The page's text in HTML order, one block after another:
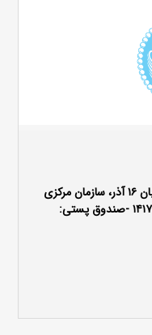
آدرس : تهران، میدان انقلاب، خیابان ۱۶ آذر، سازمان مرکزی
دانشگاه تهران -کد پستی: ۱۴۱۷۶۱۴۴۱۸ -صندوق پستی: